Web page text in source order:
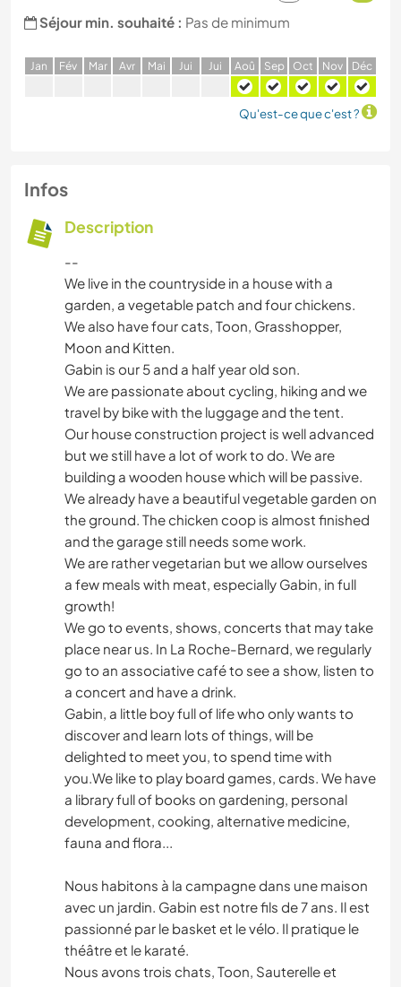
Séjour min. souhaité : Pas de minimum
Jan Fév Mar Avr Mai Jui Jui Aoû Sep Oct Nov Déc
Qu'est-ce que c'est ?
Infos
Description
--
We live in the countryside in a house with a
garden, a vegetable patch and four chickens.
We also have four cats, Toon, Grasshopper,
Moon and Kitten.
Gabin is our 5 and a half year old son.
We are passionate about cycling, hiking and we
travel by bike with the luggage and the tent.
Our house construction project is well advanced
but we still have a lot of work to do. We are
building a wooden house which will be passive.
We already have a beautiful vegetable garden on
the ground. The chicken coop is almost finished
and the garage still needs some work.
We are rather vegetarian but we allow ourselves
a few meals with meat, especially Gabin, in full
growth!
We go to events, shows, concerts that may take
place near us. In La Roche-Bernard, we regularly
go to an associative café to see a show, listen to
a concert and have a drink.
Gabin, a little boy full of life who only wants to
discover and learn lots of things, will be
delighted to meet you, to spend time with
you.We like to play board games, cards. We have
a library full of books on gardening, personal
development, cooking, alternative medicine,
fauna and flora...
Nous habitons à la campagne dans une maison
avec un jardin. Gabin est notre fils de 7 ans. Il est
passionné par le basket et le vélo. Il pratique le
théâtre et le karaté.
Nous avons trois chats, Toon, Sauterelle et